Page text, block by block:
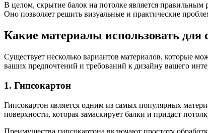
В целом, скрытие балок на потолке является
Оно позволяет решить визуальные и практические
Какие материалы использовать для
Существует несколько вариантов материалов, которые
ваших предпочтений и требований к дизайну вашего
1. Гипсокартон
Гипсокартон является одним из самых популярных
поверхности, которая замаскирует балки и придаст
Преимущества гипсокартона включают простоту